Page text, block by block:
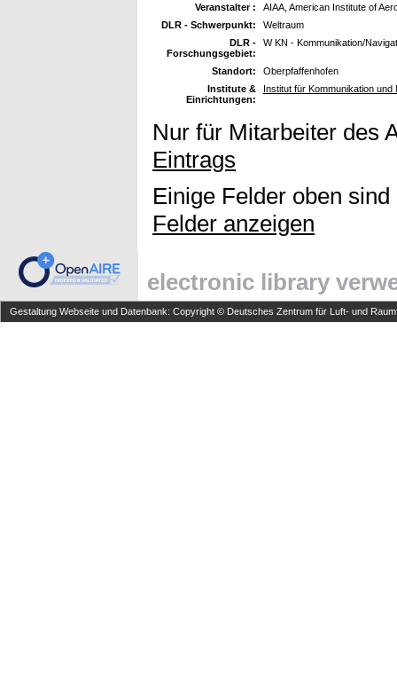
Veranstalter :
AIAA, American Institute of
DLR - Schwerpunkt:
Weltraum
DLR -
Forschungsgebiet:
W KN - Kommunikation/
Standort:
Oberpfaffenhofen
Institute &
Einrichtungen:
Institut für Kommunikation und
Nur für Mitarbeiter des
Eintrags
Einige Felder oben
Felder anzeigen
electronic library
Gestaltung Webseite und Datenbank: Copyright © Deutsches Zentrum für Luft- und